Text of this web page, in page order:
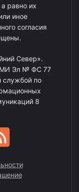
равно их
иное
согласия
Север».
Эл № ФС 77
службой по
8